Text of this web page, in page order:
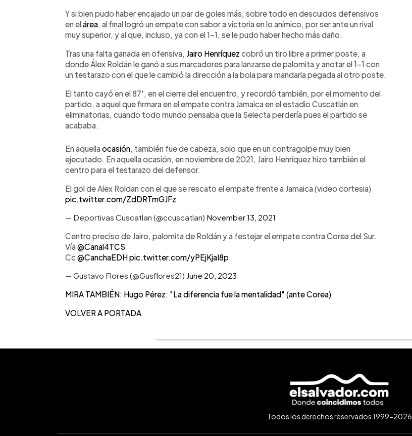
Y si bien pudo haber encajado un par de goles más, sobre todo en descuidos defensivos
en elárea , al final logró un empate con sabor a victoria en lo anímico, por ser ante un rival
muy superior, y al que, incluso, ya con el 1-1, se le pudo haber hecho más daño.
Tras una falta ganada en ofensiva, Jairo Henríquez cobró un tiro libre a primer poste, a
donde Álex Roldán le ganó a sus marcadores para lanzarse de palomita y anotar el 1-1 con
un testarazo con el que le cambió la dirección a la bola para mandarla pegada al otro poste.
El tanto cayó en el 87', en el cierre del encuentro, y recordó también, por el momento del
partido, a aquel que firmara en el empate contra Jamaica en el estadio Cuscatlán en
eliminatorias, cuando todo mundo pensaba que la Selecta perdería pues el partido se
acababa.
En aquellaocasión , también fue de cabeza, solo que en un contragolpe muy bien
ejecutado. En aquella ocasión, en noviembre de 2021, Jairo Henríquez hizo también el
centro para el testarazo del defensor.
El gol de Alex Roldan con el que se rescato el empate frente a Jamaica (video cortesia)
pic.twitter.com/ZdDRTmGJFz
— Deportivas Cuscatlan (@ccuscatlan) November 13, 2021
Centro preciso de Jairo, palomita de Roldán y a festejar el empate contra Corea del Sur.
Vía@Canal4TCS
Cc @CanchaEDHpic.twitter.com/yPEjKjaI8p
— Gustavo Flores (@Gusflores21) June 20, 2023
MIRA TAMBIÉN: Hugo Pérez: "La diferencia fue la mentalidad" (ante Corea)
VOLVER A PORTADA
Todos los derechos reservados 1999-2026